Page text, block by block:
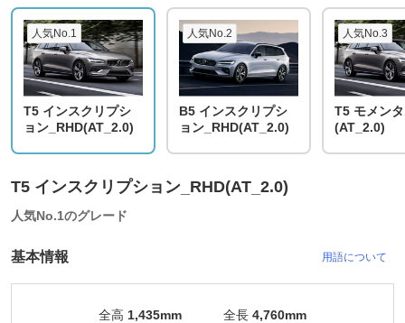
人気No.1
T5 インスクリプシ
ョン_RHD(AT_2.0)
人気No.2
B5 インスクリプシ
ョン_RHD(AT_2.0)
人気No.3
T5 モメン
(AT_2.0)
T5 インスクリプション_RHD(AT_2.0)
人気No.1のグレード
基本情報 用語について
全高 1,435mm 全長 4,760mm